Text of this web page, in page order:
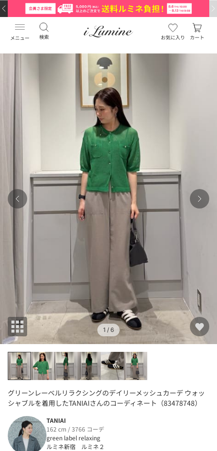
メニュー 検索 お気に入り カート
1 / 6
グリーンレーベルリラクシングのデイリーメッシュカーデ ウォッ
シャブルを着用したTANIAIさんのコーディネート（83478748）
TANIAI
162 cm / 3766 コーデ
green label relaxing
ルミネ新宿 ルミネ２